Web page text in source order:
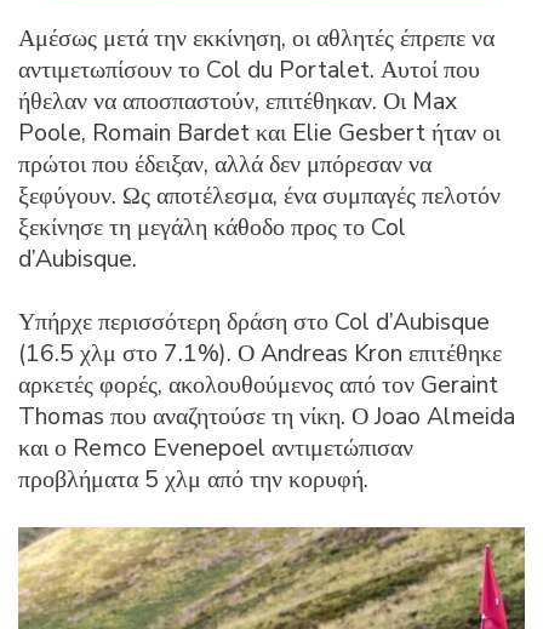
Αμέσως μετά την εκκίνηση, οι αθλητές έπρεπε να
αντιμετωπίσουν το Col du Portalet. Αυτοί που
ήθελαν να αποσπαστούν, επιτέθηκαν. Οι Max
Poole, Romain Bardet και Elie Gesbert ήταν οι
πρώτοι που έδειξαν, αλλά δεν μπόρεσαν να
ξεφύγουν. Ως αποτέλεσμα, ένα συμπαγές πελοτόν
ξεκίνησε τη μεγάλη κάθοδο προς το Col
d’Aubisque.
Υπήρχε περισσότερη δράση στο Col d’Aubisque
(16.5 χλμ στο 7.1%). Ο Andreas Kron επιτέθηκε
αρκετές φορές, ακολουθούμενος από τον Geraint
Thomas που αναζητούσε τη νίκη. Ο Joao Almeida
και ο Remco Evenepoel αντιμετώπισαν
προβλήματα 5 χλμ από την κορυφή.